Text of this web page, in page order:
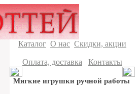
Каталог О нас Скидки, акции
Оплата, доставка Контакты
Мягкие игрушки ручной работы